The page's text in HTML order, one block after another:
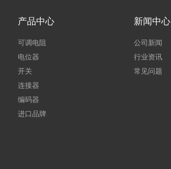
产品中心
可调电阻
电位器
开关
连接器
编码器
进口品牌
新闻中心
公司新闻
行业资讯
常见问题